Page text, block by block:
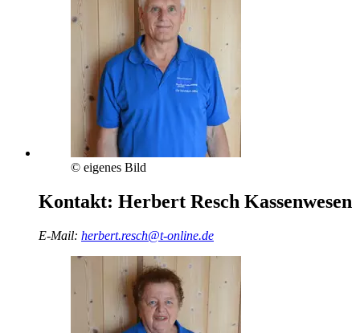
© eigenes Bild
Kontakt: Herbert Resch Kassenwesen
E-Mail: herbert.resch@t-online.de